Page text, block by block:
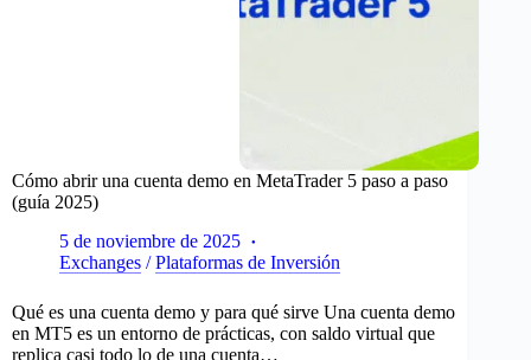
Cómo abrir una cuenta demo en MetaTrader 5 paso a paso
(guía 2025)
5 de noviembre de 2025
Exchanges /Plataformas de Inversión
Qué es una cuenta demo y para qué sirve Una cuenta demo
en MT5 es un entorno de prácticas, con saldo virtual que
replica casi todo lo de una cuenta…